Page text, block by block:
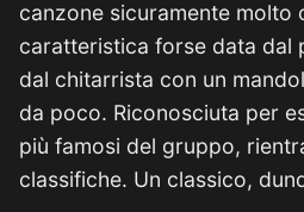
canzone sicuramente molto
caratteristica forse data dal
dal chitarrista con un
da poco. Riconosciuta per
più famosi del gruppo,
classifiche. Un classico,